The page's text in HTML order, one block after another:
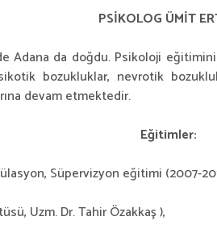
PSİKOLOG ÜMİT
da doğdu. Psikoloji eğitimini
bozukluklar, nevrotik
devam etmektedir.
Eğitimler:
Süpervizyon eğitimi (2007-
Uzm. Dr. Tahir Özakkaş ),